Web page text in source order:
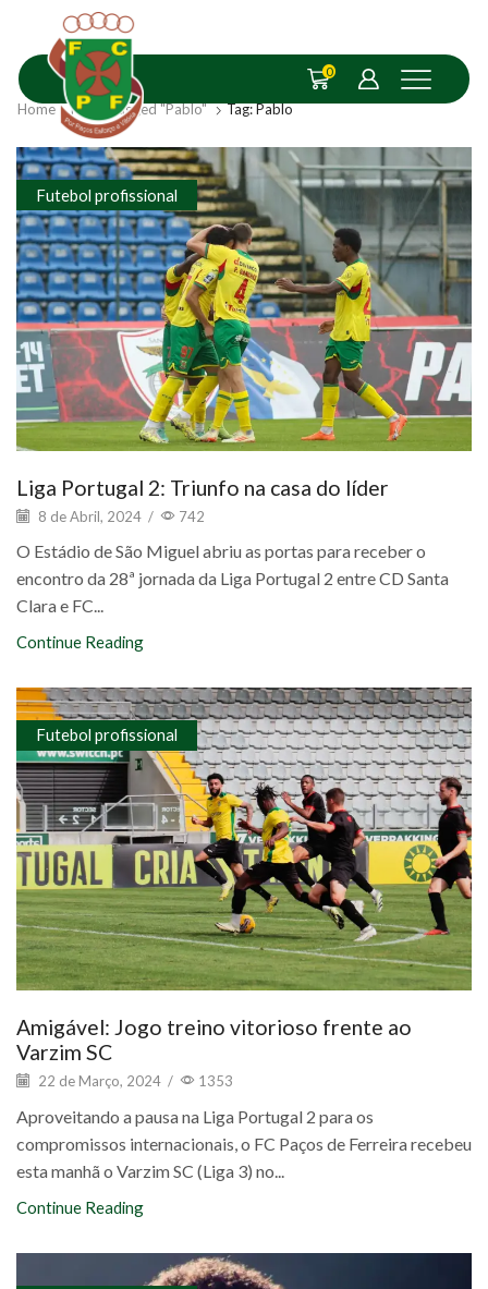
0
Home Posts Tagged "Pablo" Tag: Pablo
Futebol profissional
Liga Portugal 2: Triunfo na casa do líder
8 de Abril, 2024 / 742
O Estádio de São Miguel abriu as portas para receber o
encontro da 28ª jornada da Liga Portugal 2 entre CD Santa
Clara e FC...
Continue Reading
Futebol profissional
Amigável: Jogo treino vitorioso frente ao
Varzim SC
22 de Março, 2024 / 1353
Aproveitando a pausa na Liga Portugal 2 para os
compromissos internacionais, o FC Paços de Ferreira recebeu
esta manhã o Varzim SC (Liga 3) no...
Continue Reading